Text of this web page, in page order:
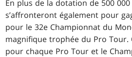
En plus de la dotation de 500
s’affronteront également pour
pour le 32e Championnat du
magnifique trophée du Pro Tour.
pour chaque Pro Tour et le